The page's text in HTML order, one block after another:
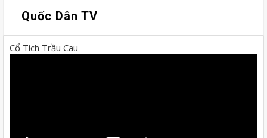
Quốc Dân TV
Cổ Tích Trầu Cau